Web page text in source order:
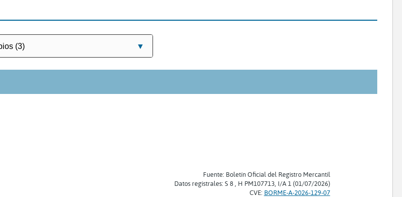
Fuente: Boletín Oficial del Registro Mercantil
Datos registrales: S 8 , H PM107713, I/A 1 (01/07/2026)
CVE: BORME-A-2026-129-07